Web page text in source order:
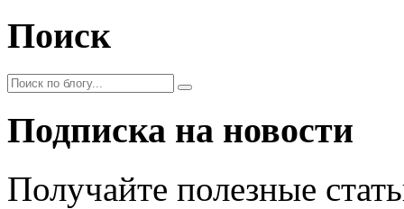
Поиск
Подписка на новости
Получайте полезные